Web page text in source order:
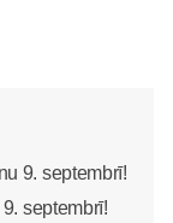
septembrī!